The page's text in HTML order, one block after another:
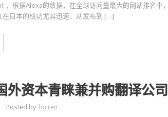
，根据Alexa的数据，在全球访问量最大的网站排名中
在日本的成功尤其迅速，从发布到 […]
外资本青睐兼并购翻译公司
Posted by locren